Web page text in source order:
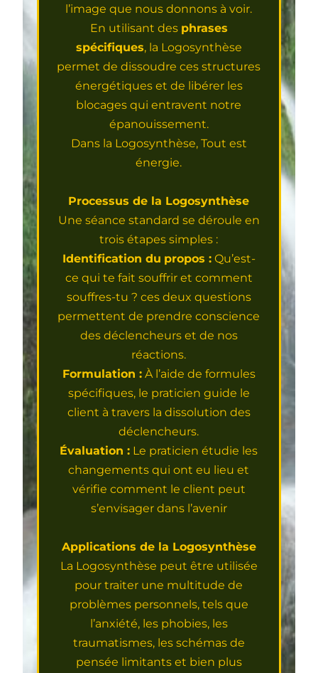
l’image que nous donnons à voir.
En utilisant des phrases
spécifiques, la Logosynthèse
permet de dissoudre ces structures
énergétiques et de libérer les
blocages qui entravent notre
épanouissement.
Dans la Logosynthèse, Tout est
énergie.
Processus de la Logosynthèse
Une séance standard se déroule en
trois étapes simples :
Identification du propos :Qu’est-
ce qui te fait souffrir et comment
souffres-tu ? ces deux questions
permettent de prendre conscience
des déclencheurs et de nos
réactions.
Formulation :À l’aide de formules
spécifiques, le praticien guide le
client à travers la dissolution des
déclencheurs.
Évaluation : Le praticien étudie les
changements qui ont eu lieu et
vérifie comment le client peut
s’envisager dans l’avenir
Applications de la Logosynthèse
La Logosynthèse peut être utilisée
pour traiter une multitude de
problèmes personnels, tels que
l’anxiété, les phobies, les
traumatismes, les schémas de
pensée limitants et bien plus